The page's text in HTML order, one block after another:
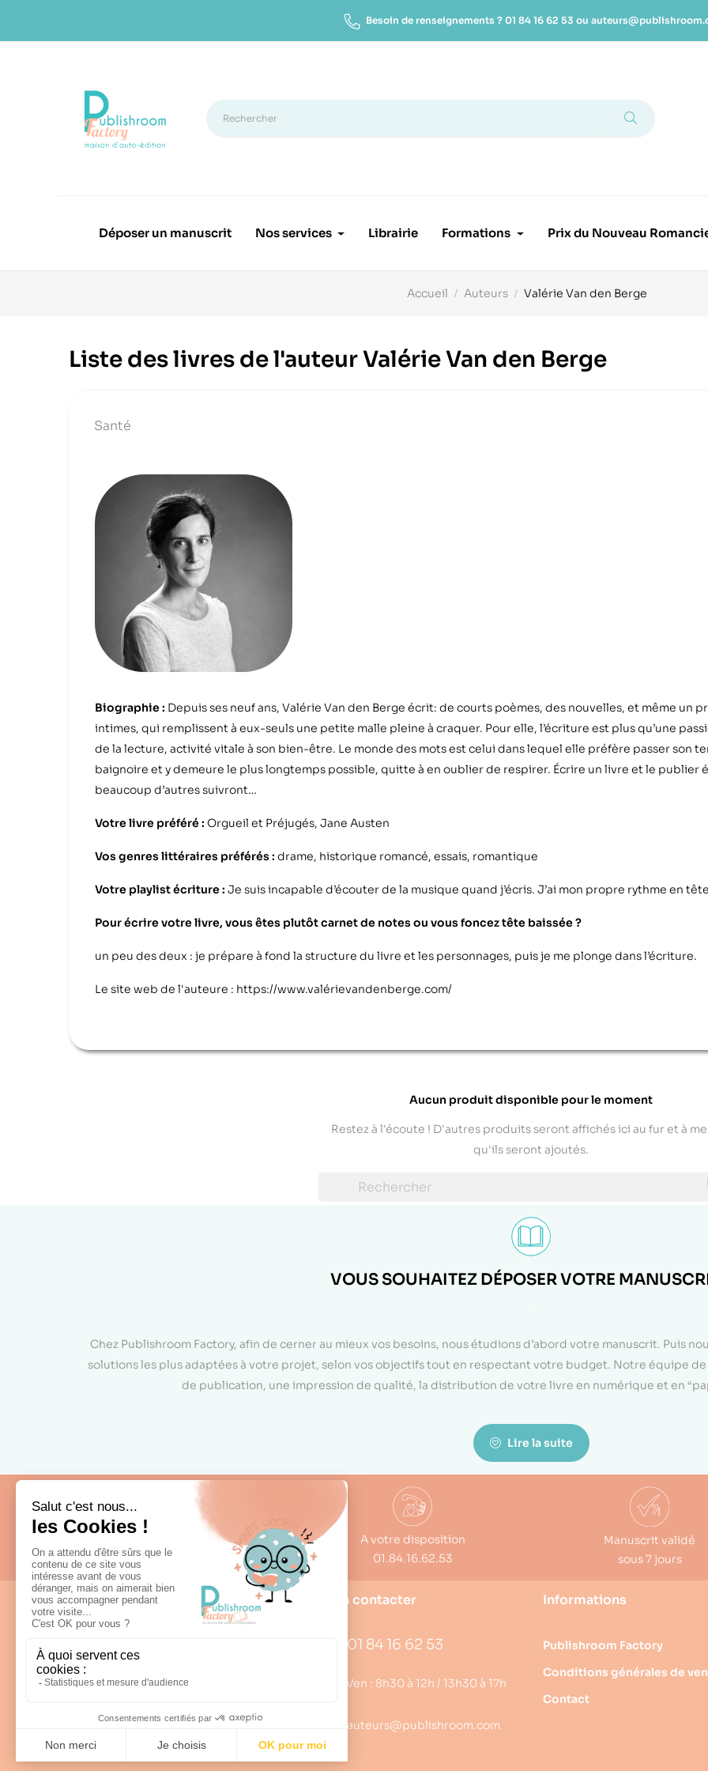
Besoin de renseignements ? 01 84 16 62 53 ou
Déposer un manuscrit Nos services Librairie Formations Prix du Nouveau
Accueil Auteurs Valérie Van den Berge
Liste des livres de l'auteur Valérie Van den Berge
Santé
Biographie : Depuis ses neuf ans, Valérie Van den Berge écrit: de courts poèmes, des nouvelles, et même un
intimes, qui remplissent à eux-seuls une petite malle pleine à craquer. Pour elle, l’écriture est plus qu’une
de la lecture, activité vitale à son bien-être. Le monde des mots est celui dans lequel elle préfère passer son
baignoire et y demeure le plus longtemps possible, quitte à en oublier de respirer. Écrire un livre et le publier
beaucoup d’autres suivront…
Votre livre préféré : Orgueil et Préjugés, Jane Austen
Vos genres littéraires préférés : drame, historique romancé, essais, romantique
Votre playlist écriture : Je suis incapable d’écouter de la musique quand j’écris. J’ai mon propre rythme en
Pour écrire votre livre, vous êtes plutôt carnet de notes ou vous foncez tête baissée ?
un peu des deux : je prépare à fond la structure du livre et les personnages, puis je me plonge dans l’écriture.
Le site web de l'auteure : https://www.valérievandenberge.com/
Aucun produit disponible pour le moment
Restez à l'écoute ! D'autres produits seront affichés ici au fur et à
qu'ils seront ajoutés.
VOUS SOUHAITEZ DÉPOSER VOTRE
Chez Publishroom Factory, afin de cerner au mieux vos besoins, nous étudions d’abord votre manuscrit. Puis
solutions les plus adaptées à votre projet, selon vos objectifs tout en respectant votre budget. Notre équipe
de publication, une impression de qualité, la distribution de votre livre en numérique et en
Lire la suite
Fabrication française
A votre disposition
01.84.16.62.53
Manuscrit validé
sous 7 jours
Nous contacter
01 84 16 62 53
Lun – Ven : 8h30 à 12h / 13h30 à 17h
auteurs@publishroom.com
Informations
Publishroom Factory
Conditions générales de
Contact